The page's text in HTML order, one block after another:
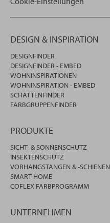
DESIGN & INSPIRATION
DESIGNFINDER
DESIGNFINDER - EMBED
WOHNINSPIRATIONEN
WOHNINSPIRATION - EMBED
SCHATTENFINDER
FARBGRUPPENFINDER
PRODUKTE
SICHT- & SONNENSCHUTZ
INSEKTENSCHUTZ
VORHANGSTANGEN & -SCHIENEN
SMART HOME
COFLEX FARBPROGRAMM
UNTERNEHMEN